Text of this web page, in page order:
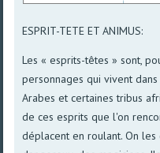
ESPRIT-TETE ET ANIMUS:
Les « esprits-têtes » sont,
personnages qui vivent
Arabes et certaines tribus
de ces esprits que l'on
déplacent en roulant. On